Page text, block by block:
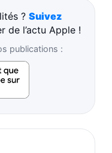
? Suivez
de l’actu Apple !
publications :